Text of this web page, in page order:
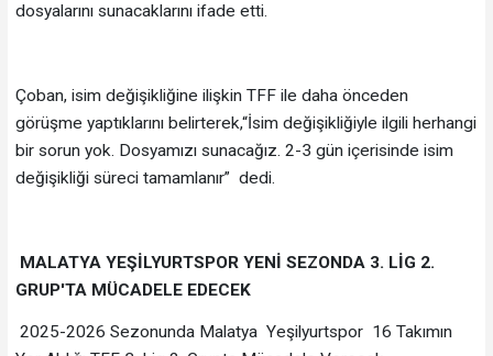
dosyalarını sunacaklarını ifade etti.
Çoban, isim değişikliğine ilişkin TFF ile daha önceden
görüşme yaptıklarını belirterek,“İsim değişikliğiyle ilgili herhangi
bir sorun yok. Dosyamızı sunacağız. 2-3 gün içerisinde isim
değişikliği süreci tamamlanır” dedi.
MALATYA YEŞİLYURTSPOR YENİ SEZONDA 3. LİG 2.
GRUP'TA MÜCADELE EDECEK
2025-2026 Sezonunda Malatya Yeşilyurtspor 16 Takımın